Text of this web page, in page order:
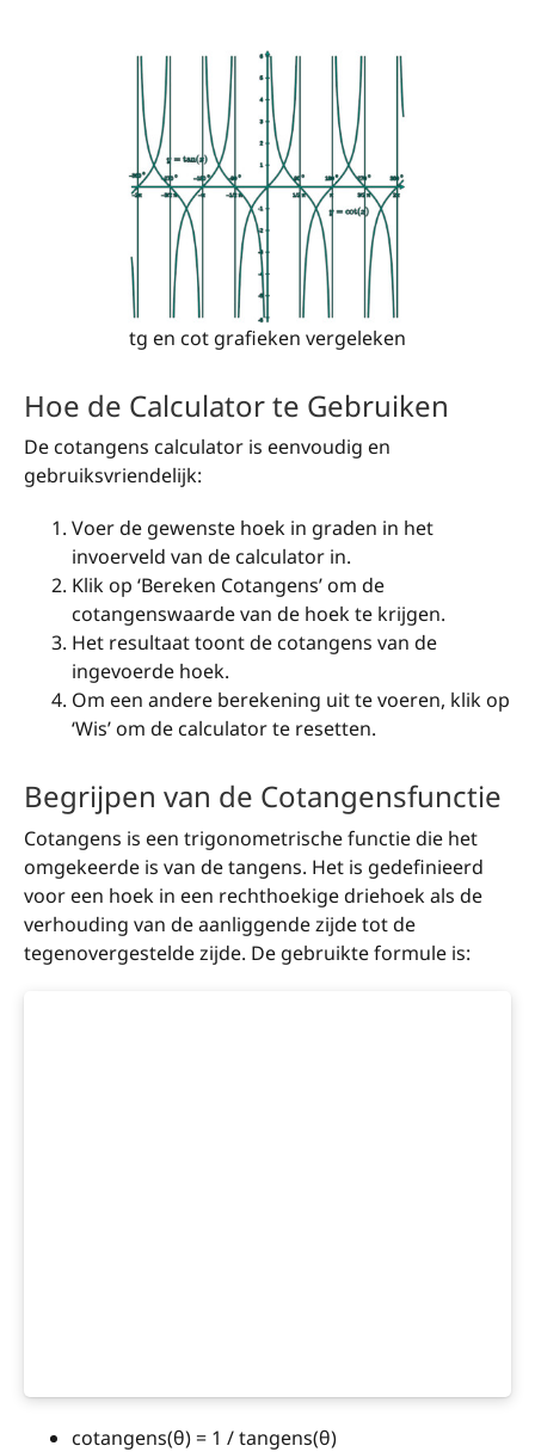
tg en cot grafieken vergeleken
Hoe de Calculator te Gebruiken
De cotangens calculator is eenvoudig en
gebruiksvriendelijk:
Voer de gewenste hoek in graden in het
invoerveld van de calculator in.
Klik op ‘Bereken Cotangens’ om de
cotangenswaarde van de hoek te krijgen.
Het resultaat toont de cotangens van de
ingevoerde hoek.
Om een andere berekening uit te voeren, klik op
‘Wis’ om de calculator te resetten.
Begrijpen van de Cotangensfunctie
Cotangens is een trigonometrische functie die het
omgekeerde is van de tangens. Het is gedefinieerd
voor een hoek in een rechthoekige driehoek als de
verhouding van de aanliggende zijde tot de
tegenovergestelde zijde. De gebruikte formule is:
cotangens(θ) = 1 / tangens(θ)